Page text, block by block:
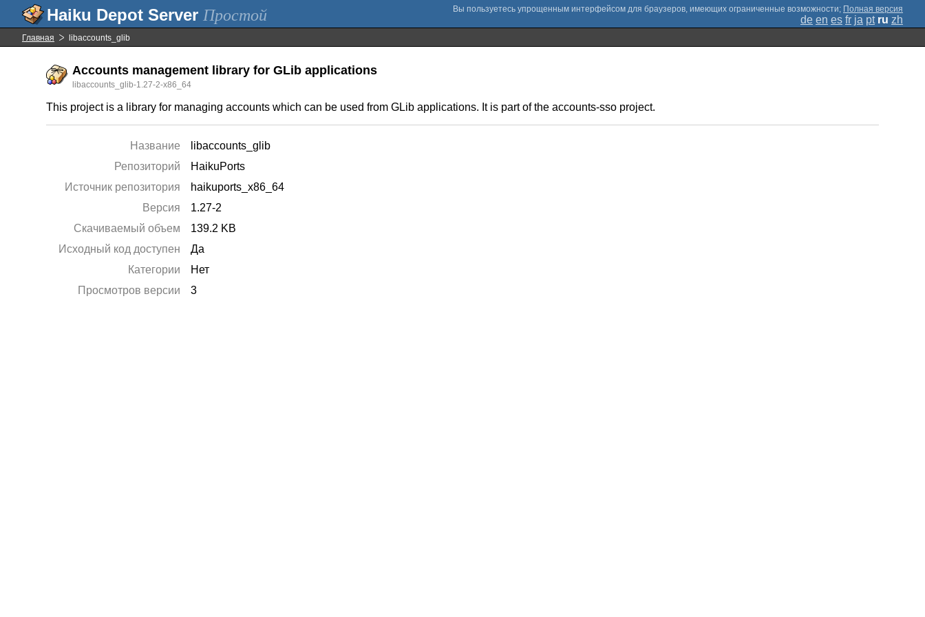
Простой ; Полная версия
de en es fr ja pt ru zh
Главная libaccounts_glib
Accounts management library for GLib applications
libaccounts_glib-1.27-2-x86_64
This project is a library for managing accounts which can be used from GLib applications. It is part of the accounts-sso project.
Название
libaccounts_glib
Репозиторий
HaikuPorts
Источник репозитория
haikuports_x86_64
Версия
1.27-2
Скачиваемый объем
139.2 KB
Исходный код доступен
Да
Категории
Нет
Просмотров версии
3